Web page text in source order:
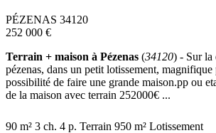
PÉZENAS 34120
252 000 €
Terrain + maison à Pézenas (34120) - Sur la
pézenas, dans un petit lotissement, magnifique
possibilité de faire une grande maison.pp ou
de la maison avec terrain 252000€ ...
90 m² 3 ch. 4 p. Terrain 950 m² Lotissement